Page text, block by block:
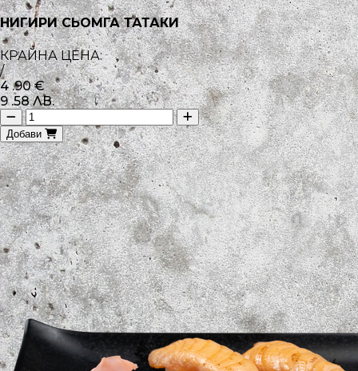
НИГИРИ СЬОМГА ТАТАКИ
КРАЙНА ЦЕНА:
/
4 .90 €
9 .58 ЛВ.
Добави